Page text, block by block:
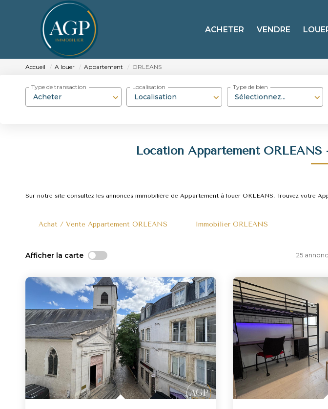
ACHETER VENDRE
Accueil A louer Appartement ORLEANS
Acheter
Type de transaction
Localisation
Localisation
Sélectionnez...
Type de bien
Location Appartement
Sur notre site consultez les annonces immobilière de Appartement à louer ORLEANS. Trouvez votre
Achat / Vente Appartement ORLEANS Immobilier ORLEANS
Afficher la carte 25